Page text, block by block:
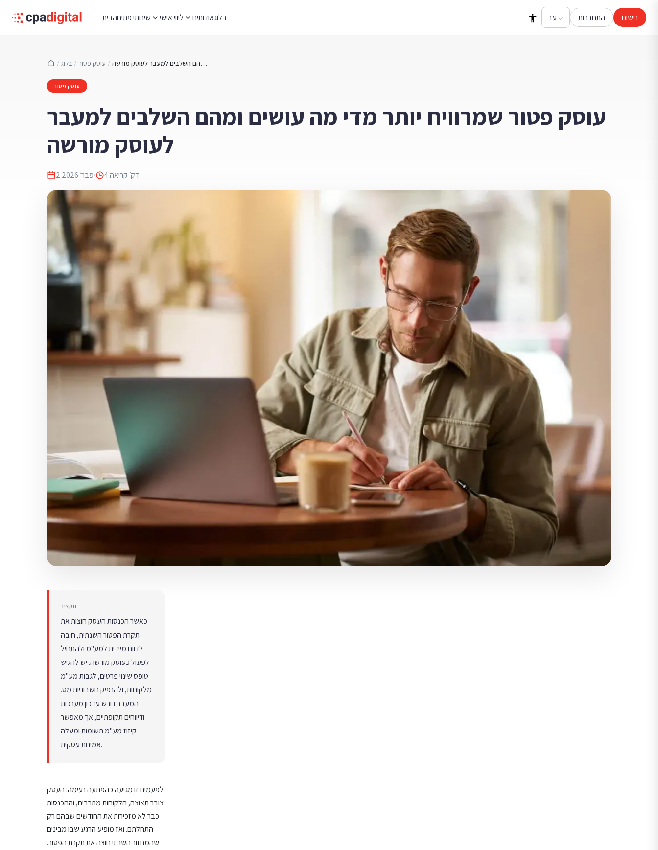
ביתשירותי פתיחה ליווי אישי אודותינובלוג התחברות רישום
/ בלוג / עוסק פטור / עוסק פטור שמרוויח יותר מדי מה עושים ומהם השלבים למעבר לעוסק מורשה
עוסק פטור
עוסק פטור שמרוויח יותר מדי מה עושים ומהם השלבים למעבר
לעוסק מורשה
2 פבר׳ 2026 4דק׳ קריאה
תקציר
כאשר הכנסות העסק חוצות את
תקרת הפטור השנתית, חובה
לדווח מיידית למע"מ ולהתחיל
לפעול כעוסק מורשה. יש להגיש
טופס שינוי פרטים, לגבות מע"מ
מלקוחות, ולהנפיק חשבוניות מס.
המעבר דורש עדכון מערכות
ודיווחים תקופתיים, אך מאפשר
קיזוז מע"מ תשומות ומעלה
אמינות עסקית.
לפעמים זו מגיעה כהפתעה נעימה: העסק
צובר תאוצה, הלקוחות מתרבים, וההכנסות
כבר לא מזכירות את החודשים שבהם רק
התחלתם. ואז מופיע הרגע שבו מבינים
שהמחזור השנתי חוצה את תקרת הפטור.